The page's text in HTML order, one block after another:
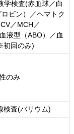
学検査(赤血球／白
ビン）／ヘマトク
／MCH／
液型（ABO）／血
初回のみ)
のみ
検査(バリウム)